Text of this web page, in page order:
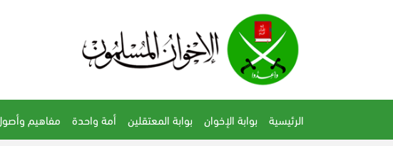
الرئيسية بوابة الإخوان بوابة المعتقلين أمة واحدة مفاهيم